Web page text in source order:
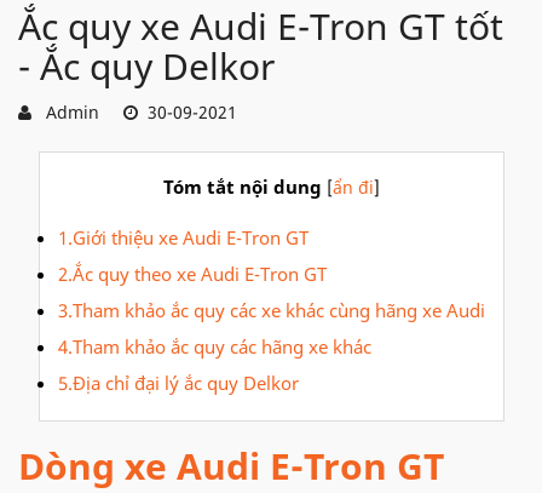
Ắc quy xe Audi E-Tron GT tốt
- Ắc quy Delkor
Admin 30-09-2021
Tóm tắt nội dung [ẩn đi]
1.Giới thiệu xe Audi E-Tron GT
2.Ắc quy theo xe Audi E-Tron GT
3.Tham khảo ắc quy các xe khác cùng hãng xe Audi
4.Tham khảo ắc quy các hãng xe khác
5.Địa chỉ đại lý ắc quy Delkor
Dòng xe Audi E-Tron GT